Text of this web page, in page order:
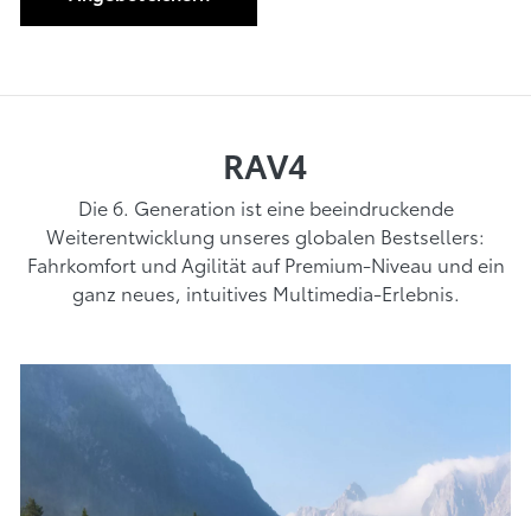
RAV4
Die 6. Generation ist eine beeindruckende
Weiterentwicklung unseres globalen Bestsellers:
Fahrkomfort und Agilität auf Premium-Niveau und ein
ganz neues, intuitives Multimedia-Erlebnis.